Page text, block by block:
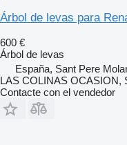
Árbol de levas para
600 €
Árbol de levas
España, Sant Pere
LAS COLINAS OCASION,
Contacte con el vendedor